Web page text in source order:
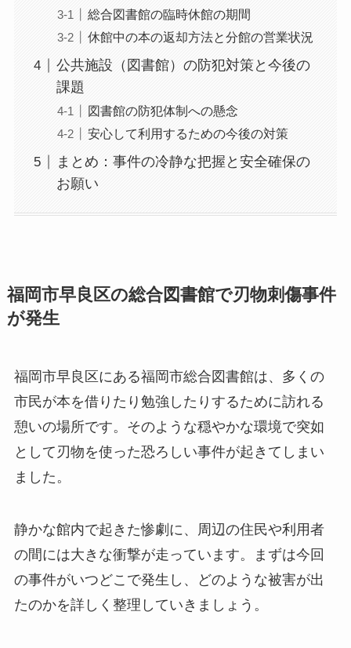
総合図書館の臨時休館の期間
休館中の本の返却方法と分館の営業状況
公共施設（図書館）の防犯対策と今後の
課題
図書館の防犯体制への懸念
安心して利用するための今後の対策
まとめ：事件の冷静な把握と安全確保の
お願い
福岡市早良区の総合図書館で刃物刺傷事件
が発生
福岡市早良区にある福岡市総合図書館は、多くの
市民が本を借りたり勉強したりするために訪れる
憩いの場所です。そのような穏やかな環境で突如
として刃物を使った恐ろしい事件が起きてしまい
ました。
静かな館内で起きた惨劇に、周辺の住民や利用者
の間には大きな衝撃が走っています。まずは今回
の事件がいつどこで発生し、どのような被害が出
たのかを詳しく整理していきましょう。